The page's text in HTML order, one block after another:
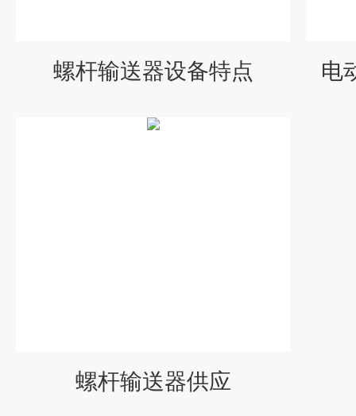
螺杆输送器设备特点 电
螺杆输送器供应